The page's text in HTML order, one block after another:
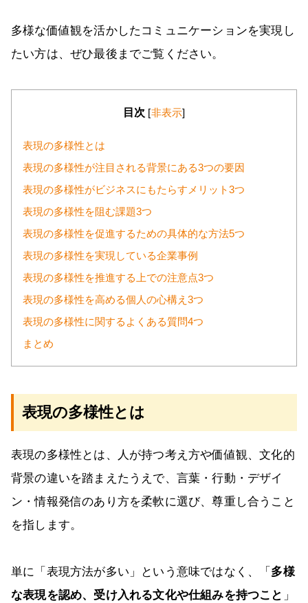
多様な価値観を活かしたコミュニケーションを実現し
たい方は、ぜひ最後までご覧ください。
目次 [非表示]
表現の多様性とは
表現の多様性が注目される背景にある3つの要因
表現の多様性がビジネスにもたらすメリット3つ
表現の多様性を阻む課題3つ
表現の多様性を促進するための具体的な方法5つ
表現の多様性を実現している企業事例
表現の多様性を推進する上での注意点3つ
表現の多様性を高める個人の心構え3つ
表現の多様性に関するよくある質問4つ
まとめ
表現の多様性とは
表現の多様性とは、人が持つ考え方や価値観、文化的
背景の違いを踏まえたうえで、言葉・行動・デザイ
ン・情報発信のあり方を柔軟に選び、尊重し合うこと
を指します。
単に「表現方法が多い」という意味ではなく、「 多様
な表現を認め、受け入れる文化や仕組みを持つこと 」